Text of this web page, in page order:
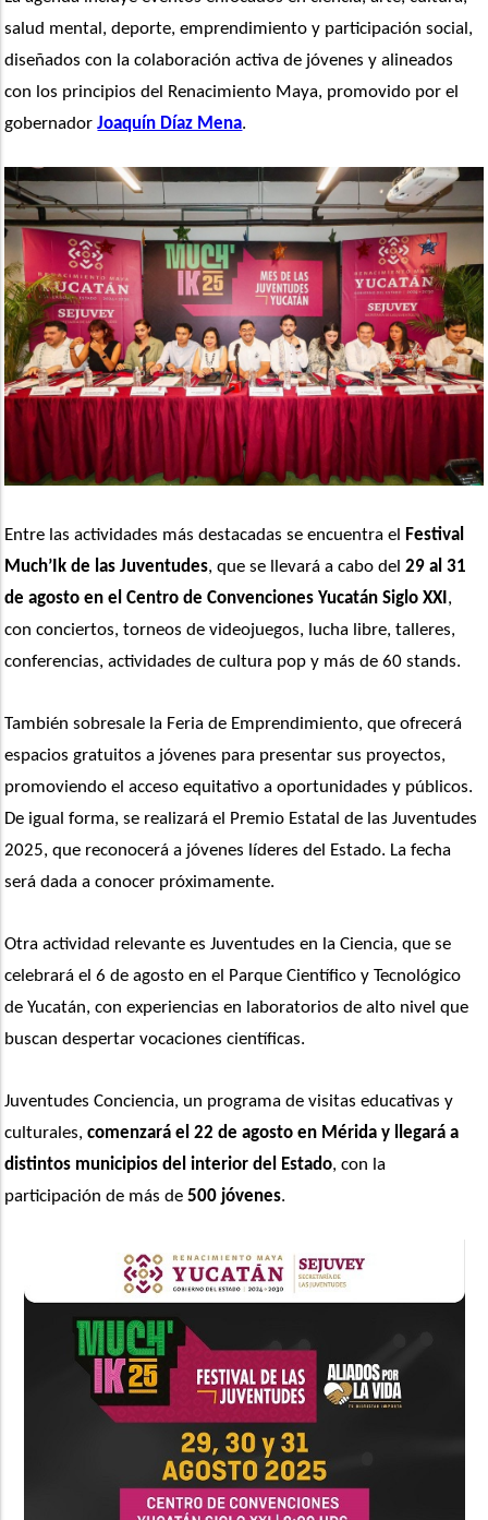
salud mental, deporte, emprendimiento y participación social,
diseñados con la colaboración activa de jóvenes y alineados
con los principios del Renacimiento Maya, promovido por el
gobernador Joaquín Díaz Mena.
Entre las actividades más destacadas se encuentra el Festival
Much’Ik de las Juventudes, que se llevará a cabo del 29 al 31
de agosto en el Centro de Convenciones Yucatán Siglo XXI,
con conciertos, torneos de videojuegos, lucha libre, talleres,
conferencias, actividades de cultura pop y más de 60 stands.
También sobresale la Feria de Emprendimiento, que ofrecerá
espacios gratuitos a jóvenes para presentar sus proyectos,
promoviendo el acceso equitativo a oportunidades y públicos.
De igual forma, se realizará el Premio Estatal de las Juventudes
2025, que reconocerá a jóvenes líderes del Estado. La fecha
será dada a conocer próximamente.
Otra actividad relevante es Juventudes en la Ciencia, que se
celebrará el 6 de agosto en el Parque Científico y Tecnológico
de Yucatán, con experiencias en laboratorios de alto nivel que
buscan despertar vocaciones científicas.
Juventudes Conciencia, un programa de visitas educativas y
culturales, comenzará el 22 de agosto en Mérida y llegará a
distintos municipios del interior del Estado, con la
participación de más de 500 jóvenes.